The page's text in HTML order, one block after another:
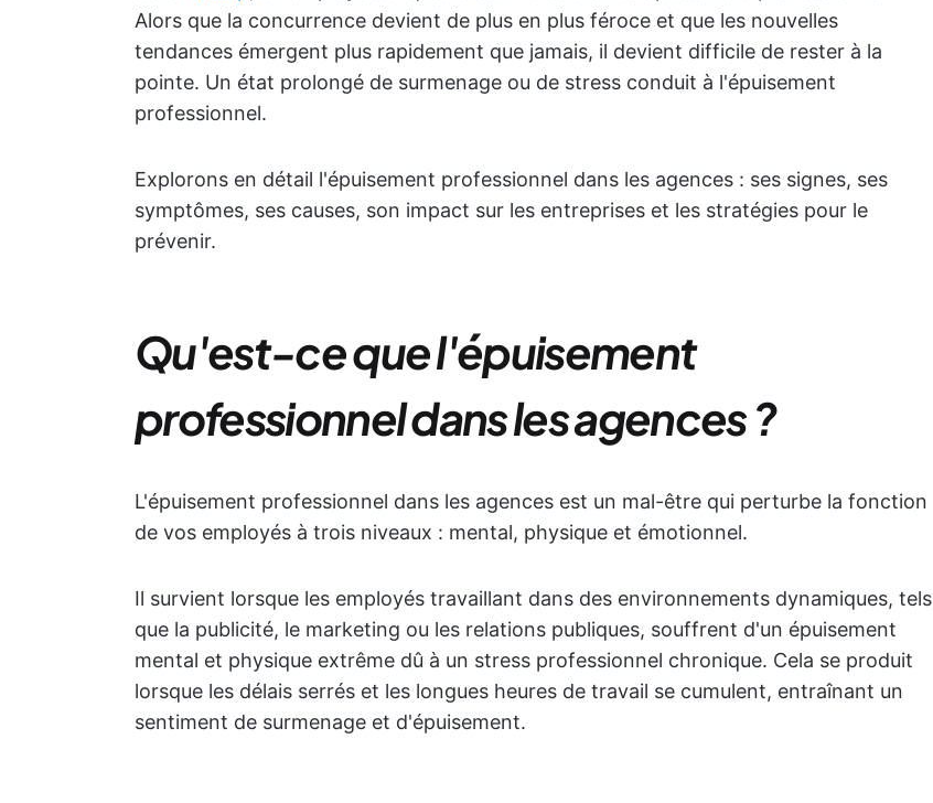
Alors que la concurrence devient de plus en plus féroce et que les nouvelles
tendances émergent plus rapidement que jamais, il devient difficile de rester à la
pointe. Un état prolongé de surmenage ou de stress conduit à l'épuisement
professionnel.
Explorons en détail l'épuisement professionnel dans les agences : ses signes, ses
symptômes, ses causes, son impact sur les entreprises et les stratégies pour le
prévenir.
Qu'est-ce que l'épuisement
professionnel dans les agences ?
L'épuisement professionnel dans les agences est un mal-être qui perturbe la fonction
de vos employés à trois niveaux : mental, physique et émotionnel.
Il survient lorsque les employés travaillant dans des environnements dynamiques, tels
que la publicité, le marketing ou les relations publiques, souffrent d'un épuisement
mental et physique extrême dû à un stress professionnel chronique. Cela se produit
lorsque les délais serrés et les longues heures de travail se cumulent, entraînant un
sentiment de surmenage et d'épuisement.